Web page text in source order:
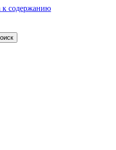
к содержанию